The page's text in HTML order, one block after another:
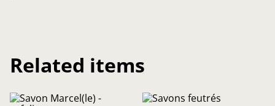
Related items